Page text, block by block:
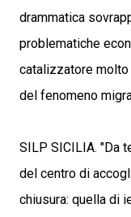
drammatica
problematiche
catalizzatore
del fenomeno
SILP SICILIA. "Da
del centro di
chiusura: quella di